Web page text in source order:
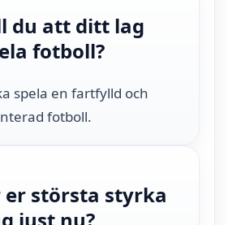
du att ditt lag
fotboll?
spela en fartfylld och
fotboll.
er största styrka